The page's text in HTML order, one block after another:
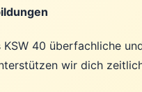
40 überfachliche
wir dich